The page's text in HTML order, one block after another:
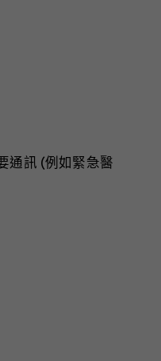
通訊 (例如緊急醫